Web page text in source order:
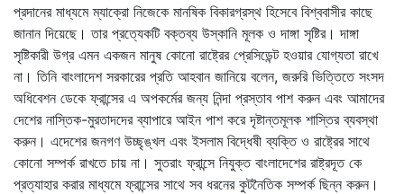
প্রদানের মাধ্যমে ম্যাক্রো নিজেকে মানষিক বিকারগ্রস্থ হিসেবে বিশ্ববাসীর কাছে
জানান দিয়েছে। তার প্রত্যেকটি বক্তব্য উস্কানি মূলক ও দাঙ্গা সৃষ্টির। দাঙ্গা
সৃষ্টিকারী উগ্র এমন একজন মানুষ কোনো রাষ্ট্রের প্রেসিডেন্ট হওয়ার যোগ্যতা রাখে
না। তিনি বাংলাদেশ সরকারের প্রতি আহবান জানিয়ে বলেন, জরুরি ভিত্তিতে সংসদ
অধিবেশন ডেকে ফ্রান্সের এ অপকর্মের জন্য নিন্দা প্রস্তাব পাশ করুন এবং আমাদের
দেশের নাস্তিক-মুরতাদদের ব্যাপারে আইন পাশ করে দৃষ্টান্তমূলক শাস্তির ব্যবস্থা
করুন। এদেশের জনগণ উচ্ছৃঙ্খল এবং ইসলাম বিদ্ধেষী ব্যক্তি ও রাষ্ট্রের সাথে
কোনো সম্পর্ক রাখতে চায় না। সুতরাং ফ্রান্সে নিযুক্ত বাংলাদেশের রাষ্ট্রদূত কে
প্রত্যাহার করার মাধ্যমে ফ্রান্সের সাথে সব ধরনের কুটনৈতিক সম্পর্ক ছিন্ন করুন।